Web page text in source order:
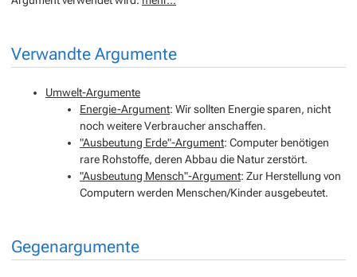
Verwandte Argumente
Umwelt-Argumente
Energie-Argument: Wir sollten Energie sparen, nicht
noch weitere Verbraucher anschaffen.
"Ausbeutung Erde"-Argument: Computer benötigen
rare Rohstoffe, deren Abbau die Natur zerstört.
"Ausbeutung Mensch"-Argument: Zur Herstellung von
Computern werden Menschen/Kinder ausgebeutet.
Gegenargumente